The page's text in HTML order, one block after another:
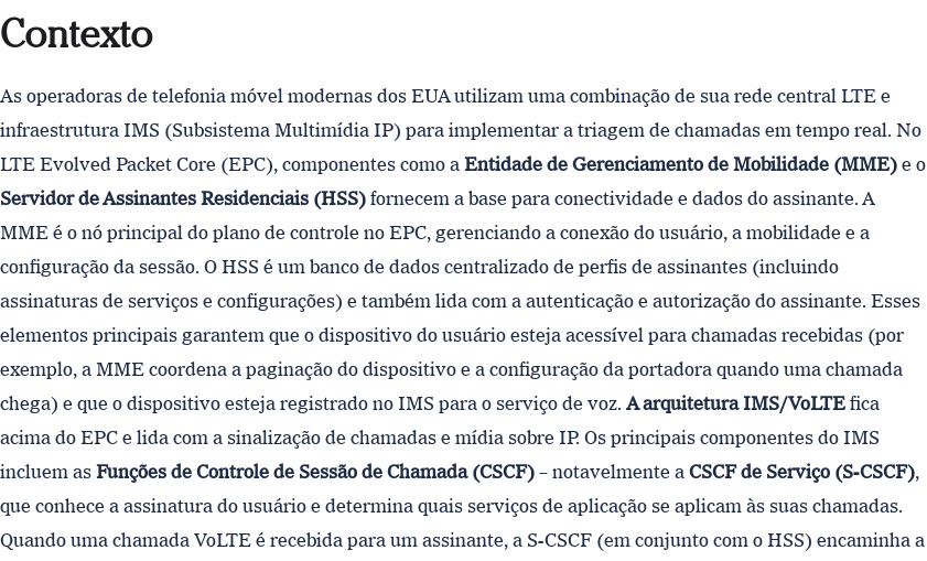
Contexto
As operadoras de telefonia móvel modernas dos EUA utilizam uma combinação de sua rede central LTE e
infraestrutura IMS (Subsistema Multimídia IP) para implementar a triagem de chamadas em tempo real. No
LTE Evolved Packet Core (EPC), componentes como aEntidade de Gerenciamento de Mobilidade (MME)e o
Servidor de Assinantes Residenciais (HSS)fornecem a base para conectividade e dados do assinante. A
MME é o nó principal do plano de controle no EPC, gerenciando a conexão do usuário, a mobilidade e a
configuração da sessão. O HSS é um banco de dados centralizado de perfis de assinantes (incluindo
assinaturas de serviços e configurações) e também lida com a autenticação e autorização do assinante. Esses
elementos principais garantem que o dispositivo do usuário esteja acessível para chamadas recebidas (por
exemplo, a MME coordena a paginação do dispositivo e a configuração da portadora quando uma chamada
chega) e que o dispositivo esteja registrado no IMS para o serviço de voz. A arquitetura IMS/VoLTEfica
acima do EPC e lida com a sinalização de chamadas e mídia sobre IP. Os principais componentes do IMS
incluem asFunções de Controle de Sessão de Chamada (CSCF)– notavelmente aCSCF de Serviço (S-CSCF),
que conhece a assinatura do usuário e determina quais serviços de aplicação se aplicam às suas chamadas.
Quando uma chamada VoLTE é recebida para um assinante, a S-CSCF (em conjunto com o HSS) encaminha a